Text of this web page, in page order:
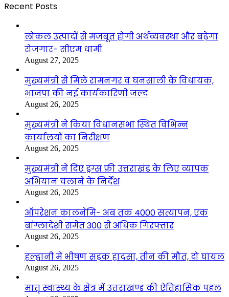
Recent Posts
लोकल उत्पादों से मजबूत होगी अर्थव्यवस्था और बढ़ेगा
रोजगार- सीएम धामी
August 27, 2025
मुख्यमंत्री से मिले रामनगर व घनसाली के विधायक,
भाजपा की नई कार्यकारिणी जल्द
August 26, 2025
मुख्यमंत्री ने किया विधानसभा स्थित विभिन्न
कार्यालयों का निरीक्षण
August 26, 2025
मुख्यमंत्री ने दिए ड्रग्स फ्री उत्तराखंड के लिए व्यापक
अभियान चलाने के निर्देश
August 26, 2025
ऑपरेशन कालनेमि- अब तक 4000 सत्यापन, एक
बांग्लादेशी समेत 300 से अधिक गिरफ्तार
August 26, 2025
हल्द्वानी में भीषण सड़क हादसा, तीन की मौत, दो घायल
August 26, 2025
मातृ स्वास्थ्य के क्षेत्र में उत्तराखण्ड की ऐतिहासिक पहल